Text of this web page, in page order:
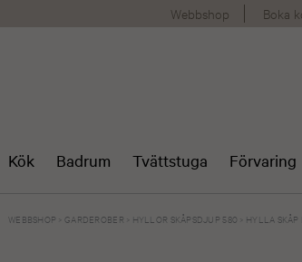
Webbshop Boka
Kök Badrum Tvättstuga Förvaring
WEBBSHOP GARDEROBER HYLLOR SKÅPSDJUP 580 HYLLA